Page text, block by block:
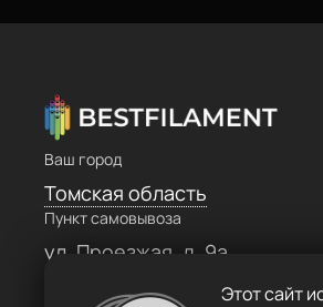
Держатель для бутылки
Ваш город
Томская область
Пункт самовывоза
ул. Проезжая, д. 9а
Наборы
Сопутствующие товары
Комплектующие
Подарочные сертификаты
ул.Проезжая дом 9а
Пн-Вс с 10:00 до 18:00
Задать вопрос
info@bestfilament.ru
Политика конфиденциальности
Этот сайт